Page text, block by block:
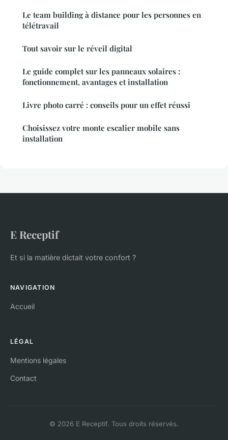
Le team building à distance pour les personnes en
télétravail
Tout savoir sur le réveil digital
Le guide complet sur les panneaux solaires :
fonctionnement, avantages et installation
Livre photo carré : conseils pour un effet réussi
Choisissez votre monte escalier mobile sans
installation
E Receptif
Et si la matière dictait votre confort ?
NAVIGATION
Accueil
LÉGAL
Mentions légales
Contact
© 2026 E Receptif. Tous droits réservés.